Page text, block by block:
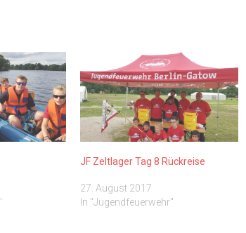
JF Zeltlager Tag 8 Rückreise
27. August 2017
In "Jugendfeuerwehr"